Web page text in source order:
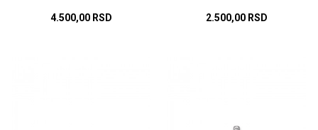
4.500,00 RSD 2.500,00 RSD